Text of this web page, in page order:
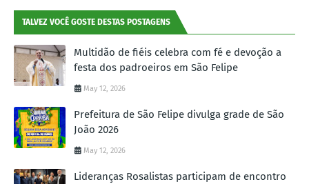
TALVEZ VOCÊ GOSTE DESTAS POSTAGENS
Multidão de fiéis celebra com fé e devoção a
festa dos padroeiros em São Felipe
May 12, 2026
Prefeitura de São Felipe divulga grade de São
João 2026
May 12, 2026
Lideranças Rosalistas participam de encontro